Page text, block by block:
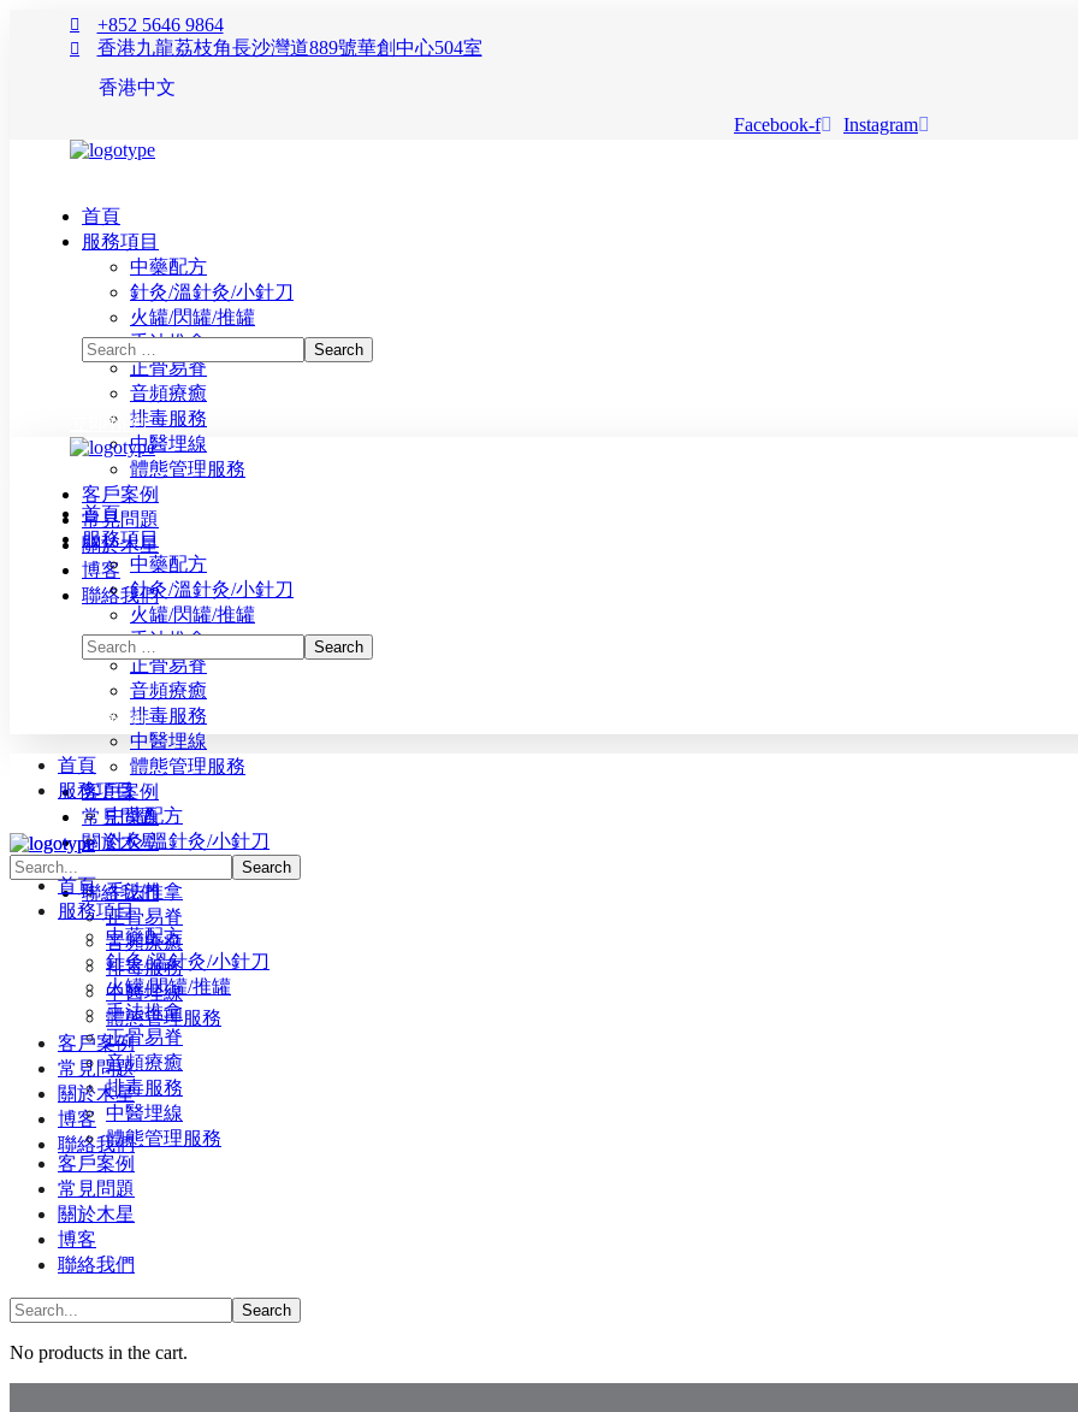
+852 5646 9864
香港九龍荔枝角長沙灣道889號華創中心504室
香港中文
Facebook-f
Instagram
首頁
服務項目
中藥配方
針灸/溫針灸/小針刀
火罐/閃罐/推罐
手法推拿
正骨易脊
⾳頻療癒
排毒服務
中醫埋線
體態管理服務
客戶案例
常見問題
關於木星
博客
聯絡我們
立即預約
首頁
服務項目
中藥配方
針灸/溫針灸/小針刀
火罐/閃罐/推罐
手法推拿
正骨易脊
⾳頻療癒
排毒服務
中醫埋線
體態管理服務
客戶案例
常見問題
關於木星
聯絡我們
立即預約
首頁
服務項目
中藥配方
針灸/溫針灸/小針刀
手法推拿
正骨易脊
⾳頻療癒
排毒服務
中醫埋線
體態管理服務
客戶案例
常見問題
關於木星
博客
聯絡我們
首頁
服務項目
中藥配方
針灸/溫針灸/小針刀
火罐/閃罐/推罐
手法推拿
正骨易脊
⾳頻療癒
排毒服務
中醫埋線
體態管理服務
客戶案例
常見問題
關於木星
博客
聯絡我們
No products in the cart.